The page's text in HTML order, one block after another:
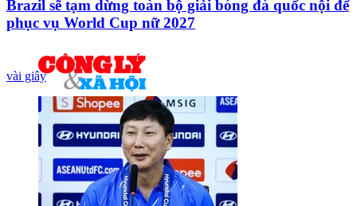
Brazil sẽ tạm dừng toàn bộ giải bóng đá quốc nội để
phục vụ World Cup nữ 2027
vài giây